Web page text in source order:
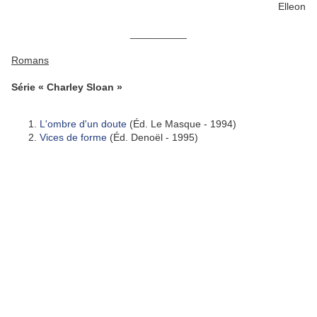
Elleon
Romans
Série « Charley Sloan »
L'ombre d'un doute (Éd. Le Masque - 1994)
Vices de forme (Éd. Denoël - 1995)